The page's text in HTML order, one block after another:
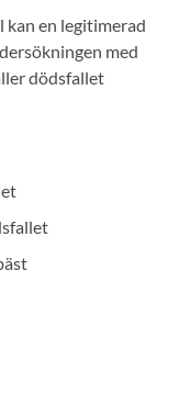
kan en legitimerad
med
dödsfallet